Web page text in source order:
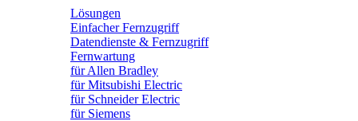
Lösungen
Einfacher Fernzugriff
Datendienste & Fernzugriff
Fernwartung
für Allen Bradley
für Mitsubishi Electric
für Schneider Electric
für Siemens